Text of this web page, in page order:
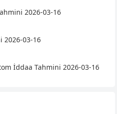
2026-03-16
2026-03-16
İddaa Tahmini 2026-03-16